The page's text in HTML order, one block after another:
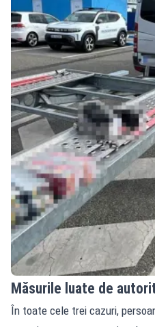
Măsurile luate de
În toate cele trei cazuri,